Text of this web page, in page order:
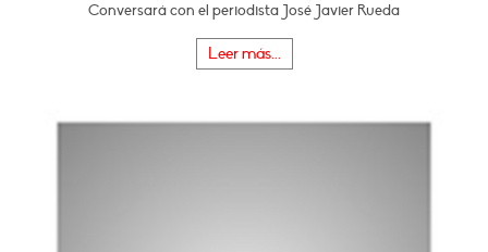
Conversará con el periodista José Javier Rueda
Leer más...